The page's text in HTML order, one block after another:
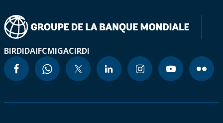
BIRDIDAIFCMIGACIRDI